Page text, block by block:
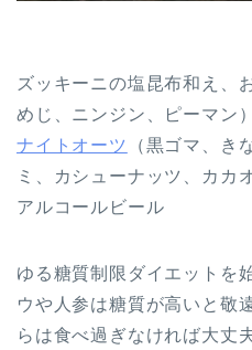
ズッキーニの塩昆布和え、
めじ、ニンジン、ピーマン
ナイトオーツ
（黒ゴマ、き
ミ、カシューナッツ、カカ
アルコールビール
ゆる糖質制限ダイエットを
ウや人参は糖質が高いと敬
らは食べ過ぎなければ大丈